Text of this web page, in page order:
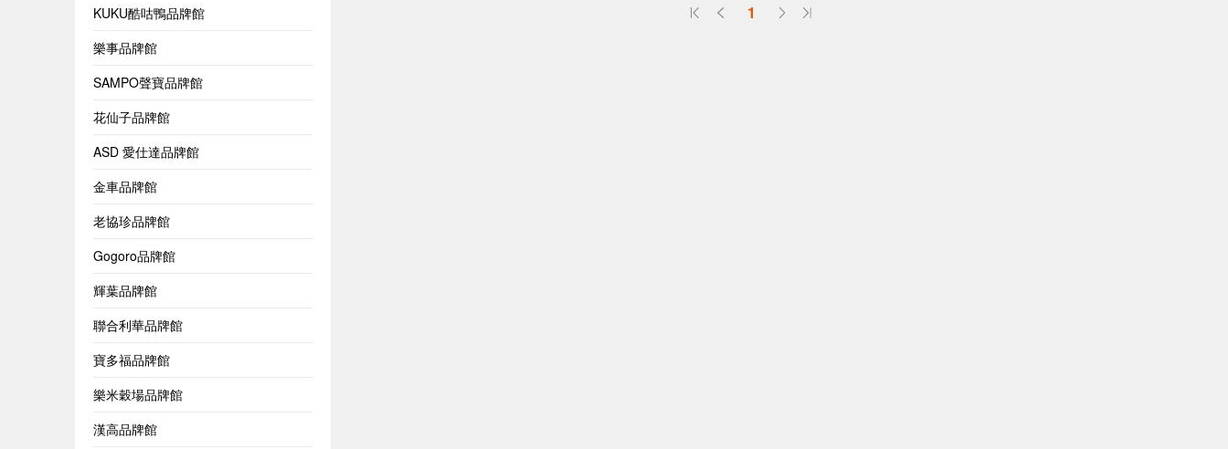
KUKU酷咕鴨品牌館
樂事品牌館
SAMPO聲寶品牌館
花仙子品牌館
ASD 愛仕達品牌館
金車品牌館
老協珍品牌館
Gogoro品牌館
輝葉品牌館
聯合利華品牌館
寶多福品牌館
樂米穀場品牌館
漢高品牌館
1